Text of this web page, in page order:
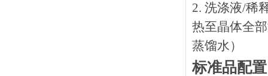
2. 洗涤液/稀
热⾄晶体全
蒸馏水）
标准品配置